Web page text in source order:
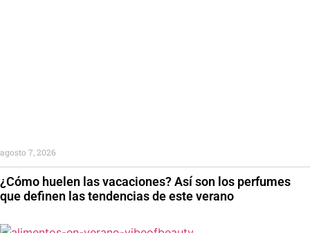
¿Cómo huelen las vacaciones? Así son los perfumes
que definen las tendencias de este verano
agosto 7, 2026